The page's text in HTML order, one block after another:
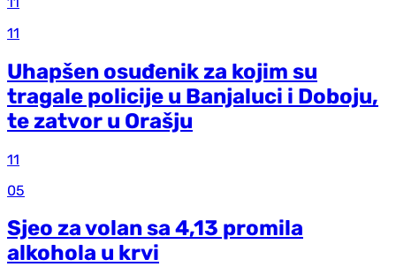
11
Uhapšen osuđenik za kojim su
tragale policije u Banjaluci i Doboju,
te zatvor u Orašju
11
05
Sjeo za volan sa 4,13 promila
alkohola u krvi